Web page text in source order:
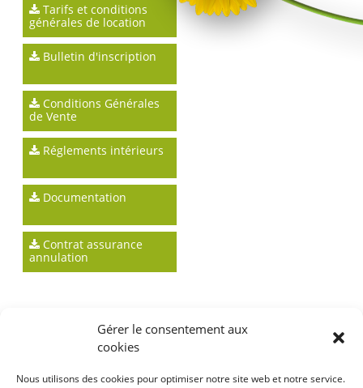
Gérer le consentement aux
cookies
Nous utilisons des cookies pour optimiser notre site web et notre service.
Tarifs et conditions
générales de location
Bulletin d'inscription
Conditions Générales
de Vente
Réglements intérieurs
Documentation
Contrat assurance
annulation